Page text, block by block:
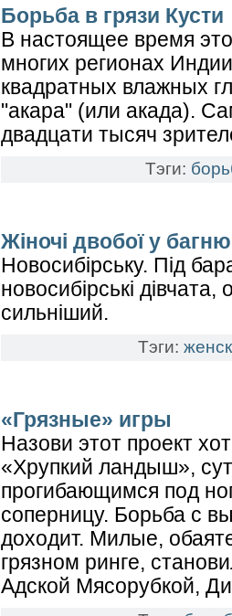
Борьба в грязи Кусти
В настоящее время
многих регионах
квадратных влажных
"акара" (или акада).
двадцати тысяч
Тэги:
Жіночі двобої у
Новосибірську. Під
новосибірські
сильніший.
Тэги:
«Грязные» игры
Назови этот проект
«Хрупкий ландыш»,
прогибающимся под
соперницу. Борьба с
доходит. Милые,
грязном ринге,
Адской Мясорубкой,